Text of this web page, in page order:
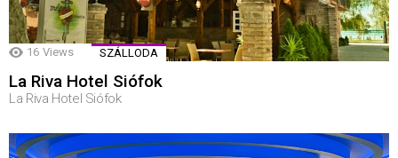
16 Views SZÁLLODA
La Riva Hotel Siófok
La Riva Hotel Siófok